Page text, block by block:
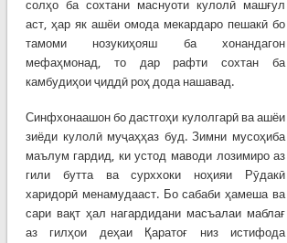
солҳо ба сохтани маснуоти кулолӣ машғул
аст, ҳар як ашёи омода мекардаро пешакӣ бо
тамоми нозукиҳояш ба хонандагон
мефаҳмонад, то дар рафти сохтан ба
камбудиҳои ҷиддӣ роҳ дода нашавад.
Синфхонаашон бо дастгоҳи кулолгарӣ ва ашёи
зиёди кулолӣ муҷаҳҳаз буд. Зимни мусоҳиба
маълум гардид, ки устод маводи лозимиро аз
гили бутта ва сурххоки ноҳияи Рӯдакӣ
харидорӣ менамудааст. Бо сабаби ҳамеша ва
сари вақт ҳал нагардидани масъалаи маблағ
аз гилҳои деҳаи Қаратоғ низ истифода